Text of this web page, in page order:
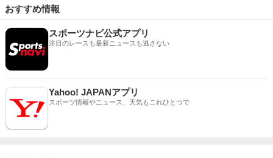
おすすめ情報
スポーツナビ公式アプリ
注目のレースも最新ニュースも逃さない
Yahoo! JAPANアプリ
スポーツ情報やニュース、天気もこれひとつで